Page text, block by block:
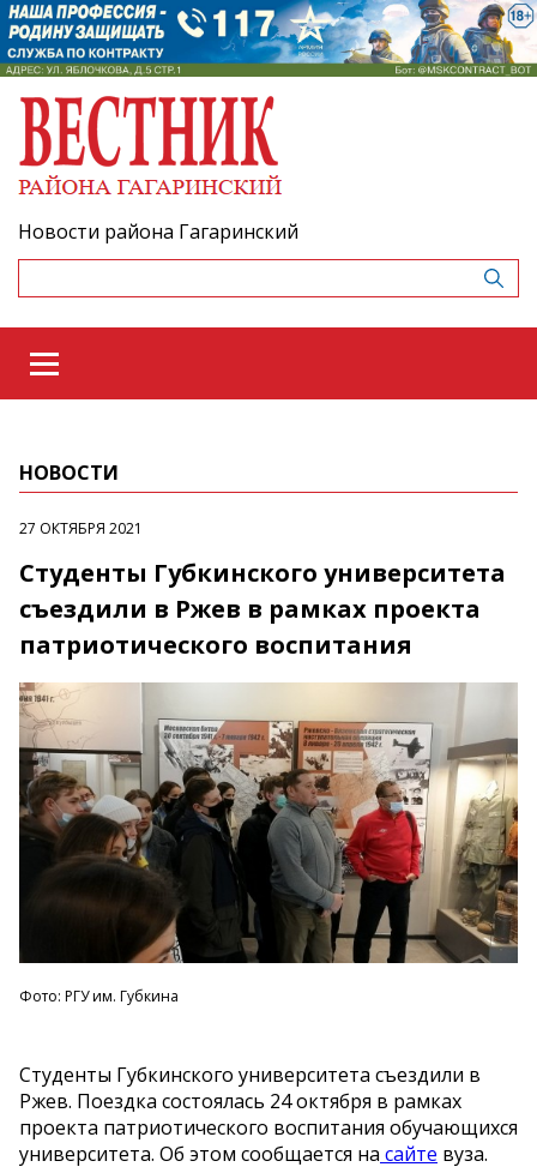
Новости района Гагаринский
НОВОСТИ
27 ОКТЯБРЯ 2021
Студенты Губкинского университета
съездили в Ржев в рамках проекта
патриотического воспитания
Фото: РГУ им. Губкина
Студенты Губкинского университета съездили в
Ржев. Поездка состоялась 24 октября в рамках
проекта патриотического воспитания обучающихся
университета. Об этом сообщается на сайте вуза.